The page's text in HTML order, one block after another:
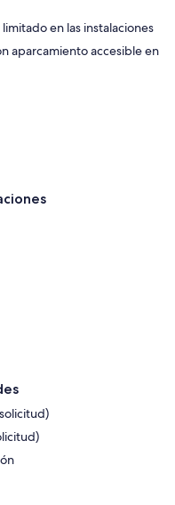
en las instalaciones
aparcamiento accesible en